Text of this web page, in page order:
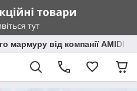
мармуру від компанії